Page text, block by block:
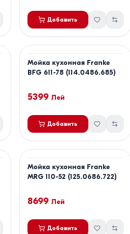
Добавить
Мойка кухонная Franke
BFG 611-78 (114.0486.685)
5399 Лей
Добавить
Мойка кухонная Franke
MRG 110-52 (125.0686.722)
8699 Лей
Добавить